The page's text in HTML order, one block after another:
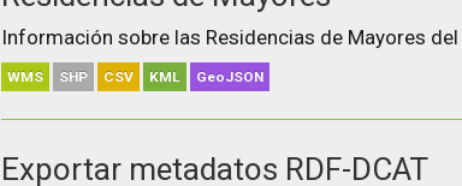
Información sobre las Residencias de Mayores
WMS SHP CSV KML GeoJSON
Exportar metadatos RDF-DCAT